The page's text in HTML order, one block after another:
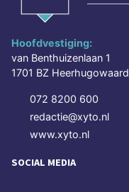
Hoofdvestiging:
van Benthuizenlaan 1
1701 BZ Heerhugowaard
072 8200 600
redactie@xyto.nl
www.xyto.nl
SOCIAL MEDIA